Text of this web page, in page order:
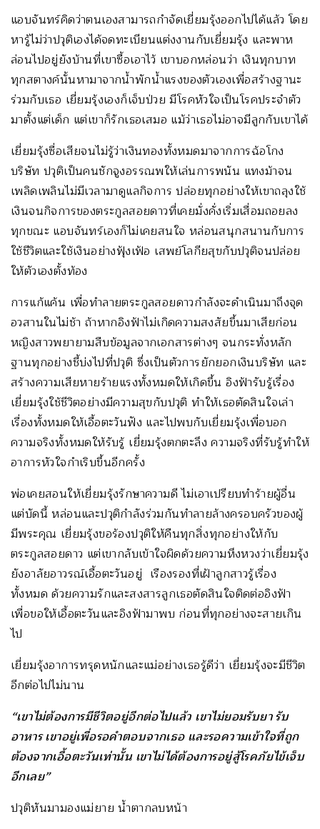
แอบจันทร์คิดว่าตนเองสามารถกำจัดเยี่ยมรุ้งออกไปได้แล้ว โดย
หารู้ไม่ว่าปวุติเองได้จดทะเบียนแต่งงานกับเยี่ยมรุ้ง และพาห
ล่อนไปอยู่ยังบ้านที่เขาซื้อเอาไว้ เขาบอกหล่อนว่า เงินทุกบาท
ทุกสตางค์นั้นหามาจากน้ำพักน้ำแรงของตัวเองเพื่อสร้างฐานะ
ร่วมกับเธอ เยี่ยมรุ้งเองก็เจ็บป่วย มีโรคหัวใจเป็นโรคประจำตัว
มาตั้งแต่เด็ก แต่เขาก็รักเธอเสมอ แม้ว่าเธอไม่อาจมีลูกกับเขาได้
เยี่ยมรุ้งซื่อเสียจนไม่รู้ว่าเงินทองทั้งหมดมาจากการฉ้อโกง
บริษัท ปวุติเป็นคนชักจูงอรรณพให้เล่นการพนัน แทงม้าจน
เพลิดเพลินไม่มีเวลามาดูแลกิจการ ปล่อยทุกอย่างให้เขาถลุงใช้
เงินจนกิจการของตระกูลสอยดาวที่เคยมั่งคั่งเริ่มเสื่อมถอยลง
ทุกขณะ แอบจันทร์เองก็ไม่เคยสนใจ หล่อนสนุกสนานกับการ
ใช้ชีวิตและใช้เงินอย่างฟุ้งเฟ้อ เสพย์โลกียสุขกับปวุติจนปล่อย
ให้ตัวเองตั้งท้อง
การแก้แค้น เพื่อทำลายตระกูลสอยดาวกำลังจะดำเนินมาถึงจุด
อวสานในไม่ช้า ถ้าหากอิงฟ้าไม่เกิดความสงสัยขึ้นมาเสียก่อน
หญิงสาวพยายามสืบข้อมูลจากเอกสารต่างๆ จนกระทั่งหลัก
ฐานทุกอย่างชี้บ่งไปที่ปวุติ ซึ่งเป็นตัวการยักยอกเงินบริษัท และ
สร้างความเสียหายร้ายแรงทั้งหมดให้เกิดขึ้น อิงฟ้ารับรู้เรื่อง
เยี่ยมรุ้งใช้ชีวิตอย่างมีความสุขกับปวุติ ทำให้เธอตัดสินใจเล่า
เรื่องทั้งหมดให้เอื้อตะวันฟัง และไปพบกับเยี่ยมรุ้งเพื่อบอก
ความจริงทั้งหมดให้รับรู้ เยี่ยมรุ้งตกตะลึง ความจริงที่รับรู้ทำให้
อาการหัวใจกำเริบขึ้นอีกครั้ง
พ่อเคยสอนให้เยี่ยมรุ้งรักษาความดี ไม่เอาเปรียบทำร้ายผู้อื่น
แต่บัดนี้ หล่อนและปวุติกำลังร่วมกันทำลายล้างครอบครัวของผู้
มีพระคุณ เยี่ยมรุ้งขอร้องปวุติให้คืนทุกสิ่งทุกอย่างให้กับ
ตระกูลสอยดาว แต่เขากลับเข้าใจผิดด้วยความหึงหวงว่าเยี่ยมรุ้ง
ยังอาลัยอาวรณ์เอื้อตะวันอยู่ เรืองรองที่เฝ้าลูกสาวรู้เรื่อง
ทั้งหมด ด้วยความรักและสงสารลูกเธอตัดสินใจติดต่ออิงฟ้า
เพื่อขอให้เอื้อตะวันและอิงฟ้ามาพบ ก่อนที่ทุกอย่างจะสายเกิน
ไป
เยี่ยมรุ้งอาการทรุดหนักและแม่อย่างเธอรู้ดีว่า เยี่ยมรุ้งจะมีชีวิต
อีกต่อไปไม่นาน
“เขาไม่ต้องการมีชีวิตอยู่อีกต่อไปแล้ว เขาไม่ยอมรับยา รับ
อาหาร เขาอยู่เพื่อรอคำตอบจากเธอ และรอความเข้าใจที่ถูก
ต้องจากเอื้อตะวันเท่านั้น เขาไม่ได้ต้องการอยู่สู้โรคภัยไข้เจ็บ
อีกเลย”
ปวุติหันมามองแม่ยาย น้ำตากลบหน้า